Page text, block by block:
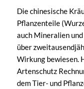
Die chinesische
Pflanzenteile
auch Mineralien
über
Wirkung bewiesen.
Artenschutz
dem Tier- und